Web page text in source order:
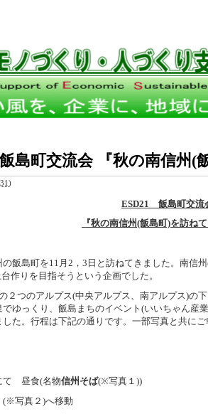
島町交流会 『秋の南信州(
)
ESD21
飯島町交流
『秋の南信州(飯島町)を訪ね
飯島町を11月2，3日と訪ねてきました。南信
作りを目指そうという企画でした。
２つのアルプス(中央アルプス、南アルプス)の
ゆっくり、飯島まちのイベント(いいちゃん産
た。行程は下記の通りです。一部写真と共にご
て 昼食(名物信州そば(※写真１))
(※写真２ )へ移動